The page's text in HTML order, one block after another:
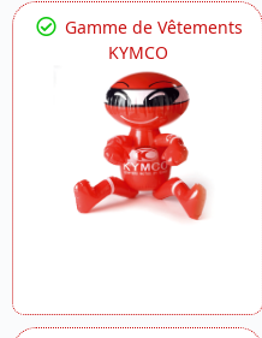
Gamme de Vêtements
KYMCO